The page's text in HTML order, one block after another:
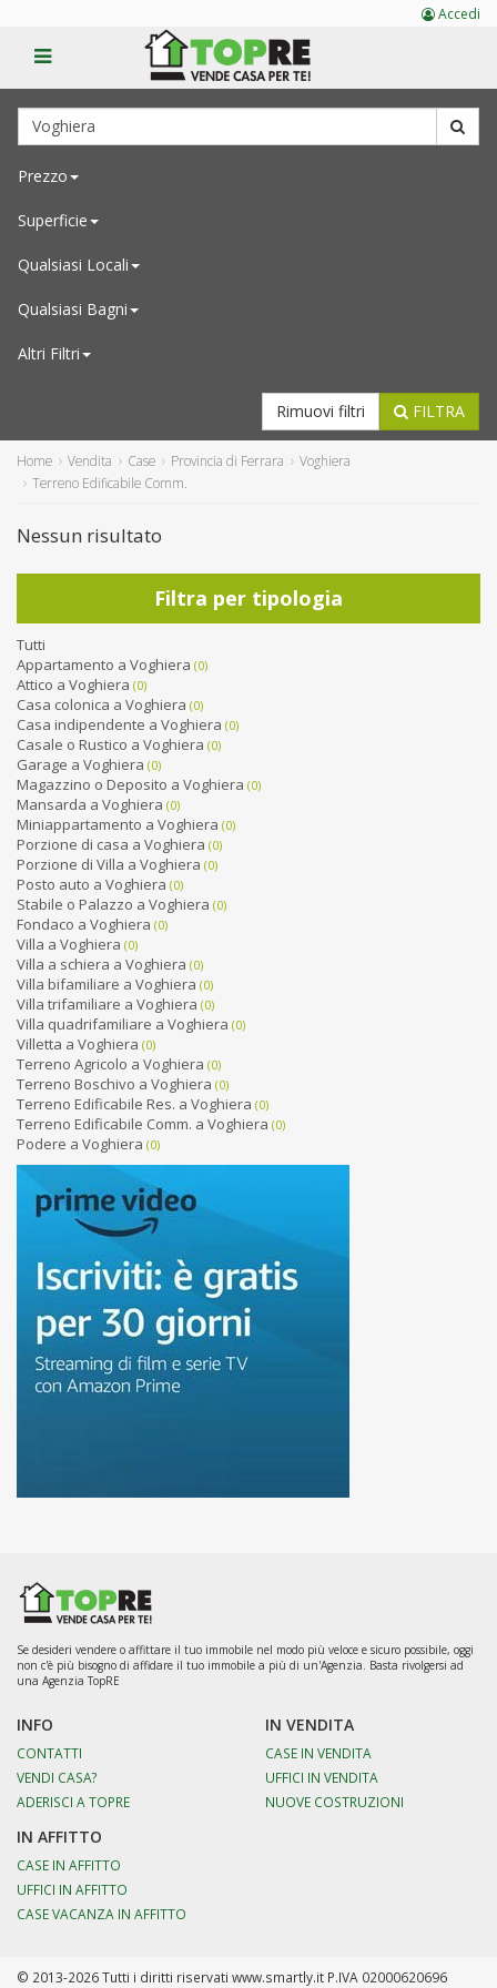
Prezzo
Superficie
Qualsiasi Locali
Qualsiasi Bagni
Altri Filtri
FILTRA
Rimuovi filtri
Home Vendita Case Provincia di Ferrara
Voghiera
Terreno Edificabile Comm.
Nessun risultato
Filtra per tipologia
Tutti
Appartamento a Voghiera (0)
Attico a Voghiera (0)
Casa colonica a Voghiera (0)
Casa indipendente a Voghiera (0)
Casale o Rustico a Voghiera (0)
Garage a Voghiera (0)
Magazzino o Deposito a Voghiera (0)
Mansarda a Voghiera (0)
Miniappartamento a Voghiera (0)
Porzione di casa a Voghiera (0)
Porzione di Villa a Voghiera (0)
Posto auto a Voghiera (0)
Stabile o Palazzo a Voghiera (0)
Fondaco a Voghiera (0)
Villa a Voghiera (0)
Villa a schiera a Voghiera (0)
Villa bifamiliare a Voghiera (0)
Villa trifamiliare a Voghiera (0)
Villa quadrifamiliare a Voghiera (0)
Villetta a Voghiera (0)
Terreno Agricolo a Voghiera (0)
Terreno Boschivo a Voghiera (0)
Terreno Edificabile Res. a Voghiera (0)
Terreno Edificabile Comm. a Voghiera (0)
Podere a Voghiera (0)
Se desideri vendere o affittare il tuo immobile nel modo più veloce e sicuro possibile, oggi
non c'è più bisogno di affidare il tuo immobile a più di un'Agenzia. Basta rivolgersi ad
una Agenzia TopRE
INFO
CONTATTI
VENDI CASA?
ADERISCI A TOPRE
IN VENDITA
CASE IN VENDITA
UFFICI IN VENDITA
NUOVE COSTRUZIONI
IN AFFITTO
CASE IN AFFITTO
UFFICI IN AFFITTO
CASE VACANZA IN AFFITTO
© 2013-2026 Tutti i diritti riservati www.smartly.it P.IVA 02000620696
Accedi